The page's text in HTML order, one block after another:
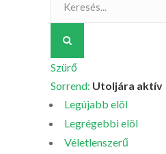
Szürő
Sorrend: Utoljára aktív
Legújabb elöl
Legrégebbi elöl
Véletlenszerű